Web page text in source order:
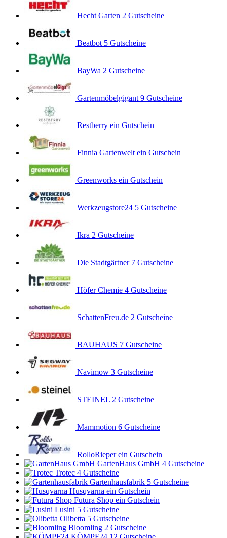
Hecht Garten 2 Gutscheine
Beatbot 5 Gutscheine
BayWa 2 Gutscheine
Gartenmöbelgigant 9 Gutscheine
Restberry ein Gutschein
Finnia Gartenwelt ein Gutschein
Greenworks ein Gutschein
Werkzeugstore24 5 Gutscheine
Ikra 2 Gutscheine
Die Stadtgärtner 7 Gutscheine
Höfer Chemie 4 Gutscheine
SchattenFreu.de 2 Gutscheine
BAUHAUS 7 Gutscheine
Navimow 3 Gutscheine
STEINEL 2 Gutscheine
Mammotion 6 Gutscheine
RolloRieperein Gutschein
GartenHaus GmbH 4 Gutscheine
Trotec 4 Gutscheine
Gartenhausfabrik 5 Gutscheine
Husqvarna ein Gutschein
Futura Shop ein Gutschein
Lusini 5 Gutscheine
Olibetta 5 Gutscheine
Bloomling 2 Gutscheine